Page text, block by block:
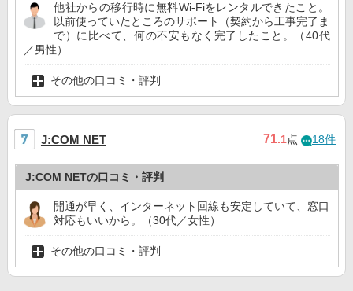
他社からの移行時に無料Wi-Fiをレンタルできたこと。
以前使っていたところのサポート（契約から工事完了ま
で）に比べて、何の不安もなく完了したこと。（40代
／男性）
その他の口コミ・評判
J:COM NET 71.1点 18件
J:COM NETの口コミ・評判
開通が早く、インターネット回線も安定していて、窓口
対応もいいから。（30代／女性）
その他の口コミ・評判